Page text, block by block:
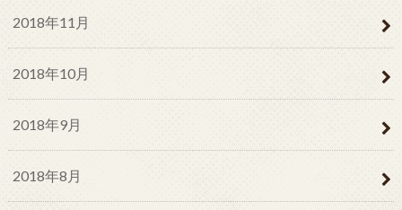
2018年11月
2018年10月
2018年9月
2018年8月